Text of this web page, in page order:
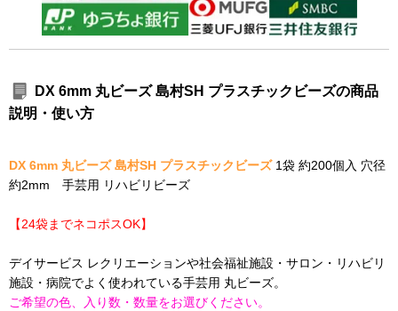
DX 6mm 丸ビーズ 島村SH プラスチックビーズの商品
説明・使い方
DX 6mm 丸ビーズ 島村SH プラスチックビーズ1袋 約200個入 穴径
約2mm 手芸用 リハビリビーズ
【24袋までネコポスOK】
デイサービス レクリエーションや社会福祉施設・サロン・リハビリ
施設・病院でよく使われている手芸用 丸ビーズ。
ご希望の色、入り数・数量をお選びください。